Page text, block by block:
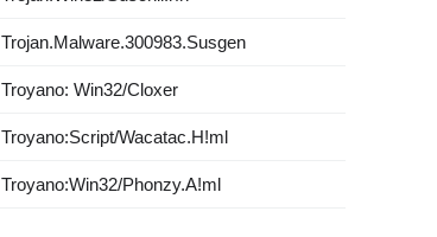
Trojan.Malware.300983.Susgen
Troyano: Win32/Cloxer
Troyano:Script/Wacatac.H!ml
Troyano:Win32/Phonzy.A!ml